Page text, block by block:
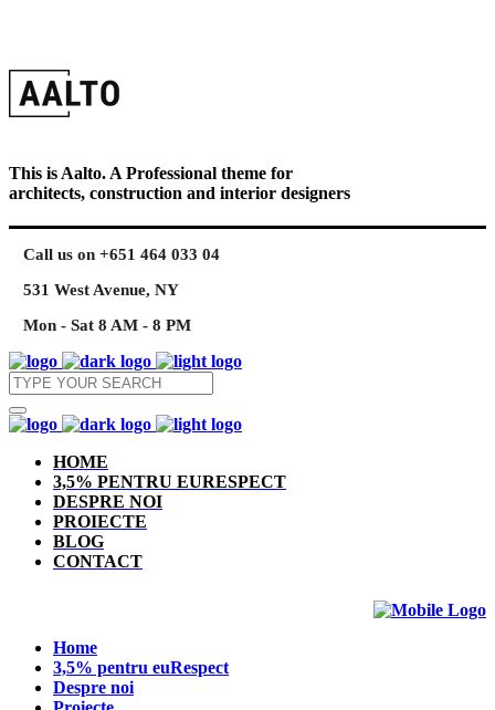
This is Aalto. A Professional theme for
architects, construction and interior designers
Call us on +651 464 033 04
531 West Avenue, NY
Mon - Sat 8 AM - 8 PM
HOME
3,5% PENTRU EURESPECT
DESPRE NOI
PROIECTE
BLOG
CONTACT
Home
3,5% pentru euRespect
Despre noi